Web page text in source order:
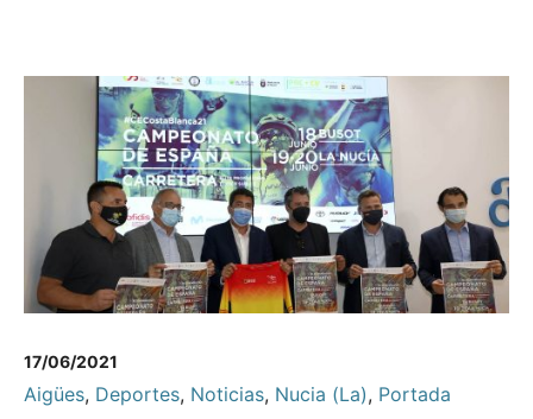
17/06/2021
Aigües, Deportes, Noticias, Nucia (La), Portada